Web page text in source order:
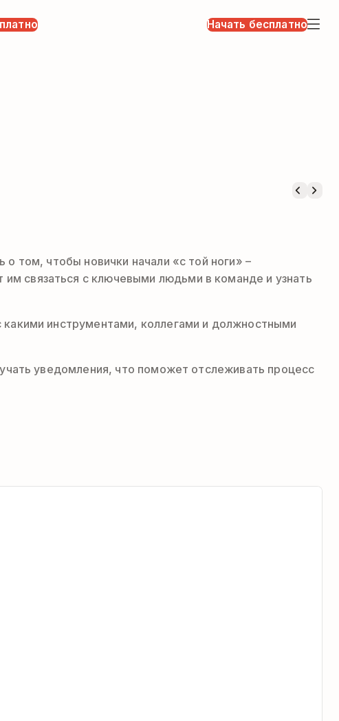
Начать бесплатно
том, чтобы новички начали «с той ноги» –
связаться с ключевыми людьми в команде и узнать
инструментами, коллегами и должностными
уведомления, что поможет отслеживать процесс